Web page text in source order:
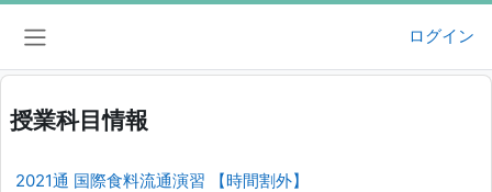
メインコンテンツへスキップする
ログイン
授業科目情報
2021通 国際食料流通演習 【時間割外】